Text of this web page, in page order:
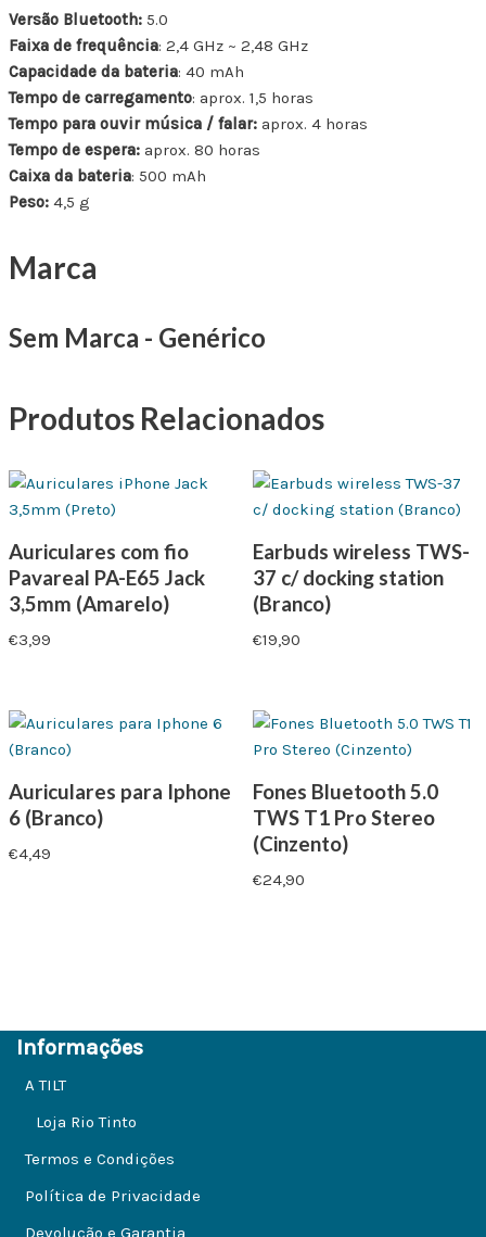
Versão Bluetooth: 5.0
Faixa de frequência: 2,4 GHz ~ 2,48 GHz
Capacidade da bateria: 40 mAh
Tempo de carregamento: aprox. 1,5 horas
Tempo para ouvir música / falar: aprox. 4 horas
Tempo de espera: aprox. 80 horas
Caixa da bateria: 500 mAh
Peso: 4,5 g
Marca
Sem Marca - Genérico
Produtos Relacionados
Auriculares com fio
Pavareal PA-E65 Jack
3,5mm (Amarelo)
€3,99
Earbuds wireless TWS-
37 c/ docking station
(Branco)
€19,90
Auriculares para Iphone
6 (Branco)
€4,49
Fones Bluetooth 5.0
TWS T1 Pro Stereo
(Cinzento)
€24,90
Informações
A TILT
Loja Rio Tinto
Termos e Condições
Política de Privacidade
Devolução e Garantia